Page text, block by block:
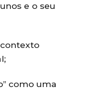
e o seu
como uma